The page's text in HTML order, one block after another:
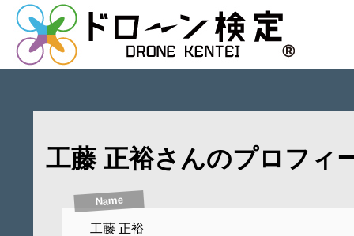
工藤 正裕さんのプロフィ
Name
工藤 正裕